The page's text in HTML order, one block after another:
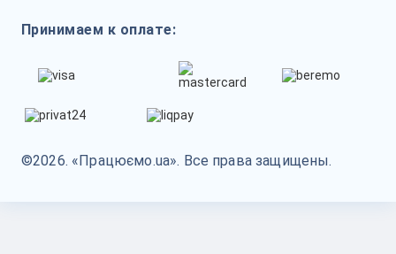
Принимаем к оплате:
©2026. «Працюємо.ua». Все права защищены.